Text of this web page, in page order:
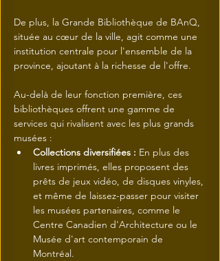
De plus, la Grande Bibliothèque de BAnQ,
située au cœur de la ville, agit comme une
institution centrale pour l'ensemble de la
province, ajoutant à la richesse de l'offre.
Au-delà de leur fonction première, ces
bibliothèques offrent une gamme de
services qui rivalisent avec les plus grands
musées :
Collections diversifiées : En plus des
livres imprimés, elles proposent des
prêts de jeux vidéo, de disques vinyles,
et même de laissez-passer pour visiter
les musées partenaires, comme le
Centre Canadien d'Architecture ou le
Musée d'art contemporain de
Montréal.